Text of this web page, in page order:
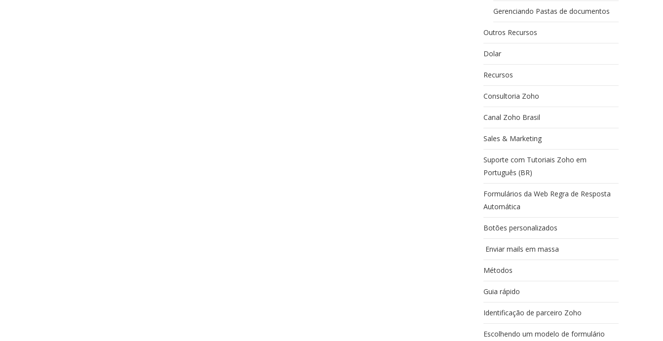
Gerenciando Pastas de documentos
Outros Recursos
Dolar
Recursos
Consultoria Zoho
Canal Zoho Brasil
Sales & Marketing
Suporte com Tutoriais Zoho em
Português (BR)
Formulários da Web Regra de Resposta
Automática
Botões personalizados
Enviar mails em massa
Métodos
Guia rápido
Identificação de parceiro Zoho
Escolhendo um modelo de formulário